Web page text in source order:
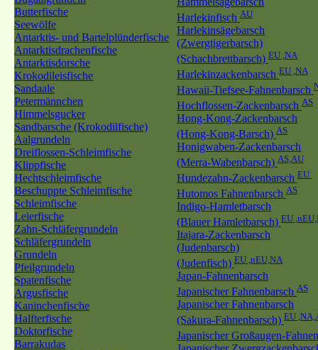
Butterfische
Seewölfe
Antarktis- und Bartelplünderfische
Antarktisdrachenfische
Antarktisdorsche
Krokodileisfische
Sandaale
Petermännchen
Himmelsgucker
Sandbarsche (Krokodilfische)
Aalgrundeln
Dreiflossen-Schleimfische
Klippfische
Hechtschleimfische
Beschuppte Schleimfische
Schleimfische
Leierfische
Zahn-Schläfergrundeln
Schläfergrundeln
Grundeln
Pfeilgrundeln
Spatenfische
Argusfische
Kaninchenfische
Halfterfische
Doktorfische
Barrakudas
Harlekinfisch AU
Harlekinsägebarsch
(Zwergtigerbarsch)
(Schachbrettbarsch) EU ,NA
Harlekinzackenbarsch EU ,NA
Hawaii-Tiefsee-Fahnenbarsch
Hochflossen-Zackenbarsch AS
Hong-Kong-Zackenbarsch
(Hong-Kong-Barsch) AS
Honigwaben-Zackenbarsch
(Merra-Wabenbarsch) AS,AU
Hundezahn-Zackenbarsch EU
Hutomos Fahnenbarsch AS
Indigo-Hamletbarsch
(Blauer Hamletbarsch) EU
Itajara-Zackenbarsch
(Judenbarsch)
(Judenfisch) EU ,nEU,NA
Japan-Fahnenbarsch
Japanischer Fahnenbarsch AS
Japanischer Fahnenbarsch
(Sakura-Fahnenbarsch) EU
Japanischer Großaugen-